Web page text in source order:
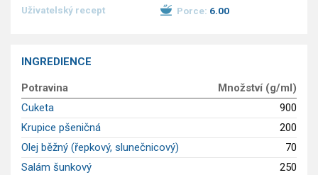
Dezerty
Dětské recepty
GLP-1 recepty
Uživatelský recept Porce: 6.00
INGREDIENCE
Potravina
Množství (g/ml)
Cuketa
900
Krupice pšeničná
200
Olej běžný (řepkový, slunečnicový)
70
Salám šunkový
250